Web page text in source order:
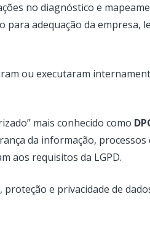
no diagnóstico e
adequação da empresa,
ou executaram
mais conhecido como
da informação,
aos requisitos da LGPD.
e privacidade de